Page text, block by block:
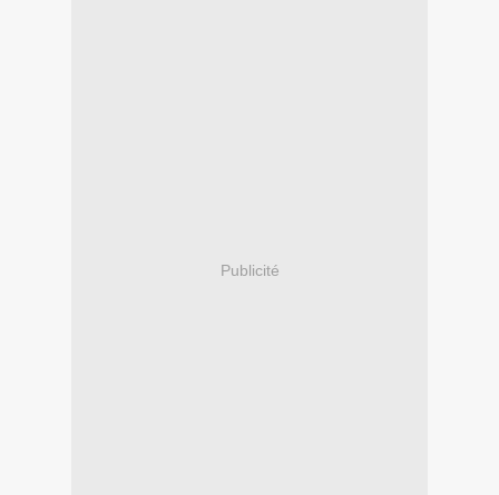
Publicité